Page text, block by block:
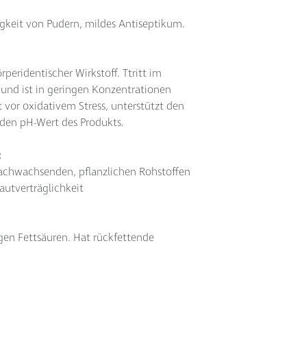
von Pudern, mildes Antiseptikum.
Wirkstoff. Ttritt im
ist in geringen Konzentrationen
oxidativem Stress, unterstützt den
pH-Wert des Produkts.
pflanzlichen Rohstoffen
Fettsäuren. Hat rückfettende